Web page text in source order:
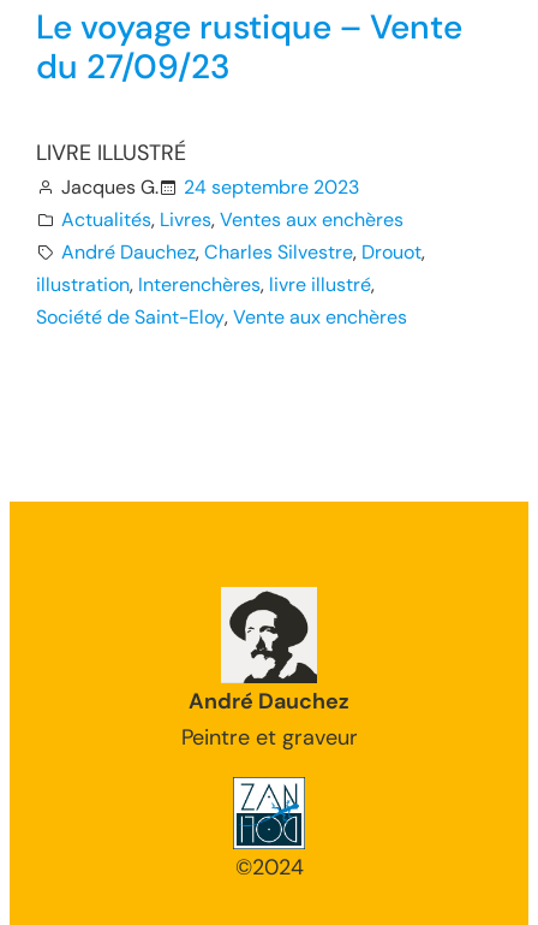
Le voyage rustique – Vente
du 27/09/23
LIVRE ILLUSTRÉ
Jacques G.
24 septembre 2023
Actualités, Livres, Ventes aux enchères
André Dauchez, Charles Silvestre, Drouot,
illustration, Interenchères, livre illustré,
Société de Saint-Eloy, Vente aux enchères
André Dauchez
Peintre et graveur
©2024